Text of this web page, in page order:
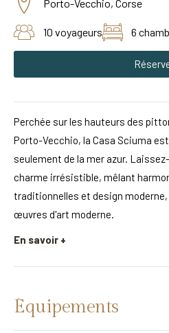
Porto-Vecchio, Corse
10 voyageurs 6
Perchée sur les hauteurs des
Porto-Vecchio, la Casa Sciuma
seulement de la mer azur.
charme irrésistible, mêlant
traditionnelles et design
œuvres d'art moderne.
En savoir +
Équipements